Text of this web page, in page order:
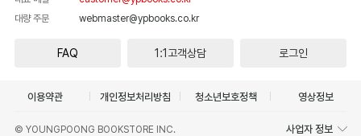
대량 주문
webmaster@ypbooks.co.kr
FAQ 1:1고객상담 로그인
이용약관 개인정보처리방침 청소년보호정책 영상정보
© YOUNGPOONG BOOKSTORE INC. 사업자 정보